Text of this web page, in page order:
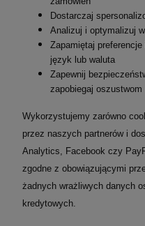
Dostarczaj
Analizuj i optymalizuj
Zapamiętaj
język lub waluta
Zapewnij
zapobiegaj oszustwom
Wykorzystujemy zarówno
przez naszych partnerów i
Analytics, Facebook czy
zgodne z obowiązującymi
żadnych wrażliwych danych
kredytowych.